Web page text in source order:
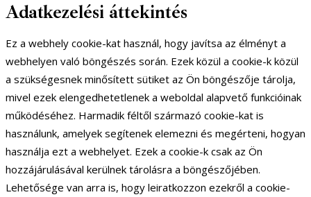
Adatkezelési áttekintés
Ez a webhely cookie-kat használ, hogy javítsa az élményt a
webhelyen való böngészés során. Ezek közül a cookie-k közül
a szükségesnek minősített sütiket az Ön böngészője tárolja,
mivel ezek elengedhetetlenek a weboldal alapvető funkcióinak
működéséhez. Harmadik féltől származó cookie-kat is
használunk, amelyek segítenek elemezni és megérteni, hogyan
használja ezt a webhelyet. Ezek a cookie-k csak az Ön
hozzájárulásával kerülnek tárolásra a böngészőjében.
Lehetősége van arra is, hogy leiratkozzon ezekről a cookie-